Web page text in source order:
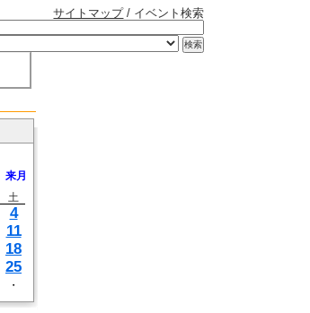
サイトマップ/ イベント検索
来月
土
4
11
18
25
・